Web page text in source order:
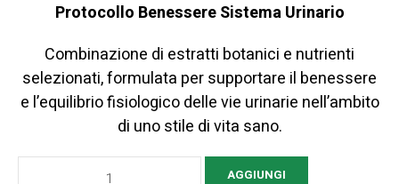
Protocollo Benessere Sistema Urinario
Combinazione di estratti botanici e nutrienti
selezionati, formulata per supportare il benessere
e l’equilibrio fisiologico delle vie urinarie nell’ambito
di uno stile di vita sano.
AGGIUNGI